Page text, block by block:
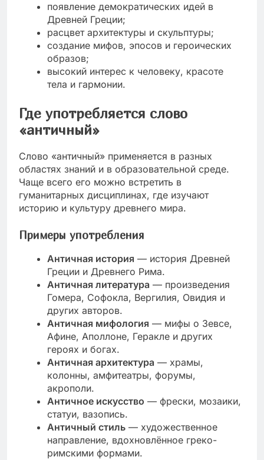
появление демократических идей в
Древней Греции;
расцвет архитектуры и скульптуры;
создание мифов, эпосов и героических
образов;
высокий интерес к человеку, красоте
тела и гармонии.
Где употребляется слово
«античный»
Слово «античный» применяется в разных
областях знаний и в образовательной среде.
Чаще всего его можно встретить в
гуманитарных дисциплинах, где изучают
историю и культуру древнего мира.
Примеры употребления
Античная история — история Древней
Греции и Древнего Рима.
Античная литература — произведения
Гомера, Софокла, Вергилия, Овидия и
других авторов.
Античная мифология — мифы о Зевсе,
Афине, Аполлоне, Геракле и других
героях и богах.
Античная архитектура — храмы,
колонны, амфитеатры, форумы,
акрополи.
Античное искусство — фрески, мозаики,
статуи, вазопись.
Античный стиль — художественное
направление, вдохновлённое греко-
римскими формами.